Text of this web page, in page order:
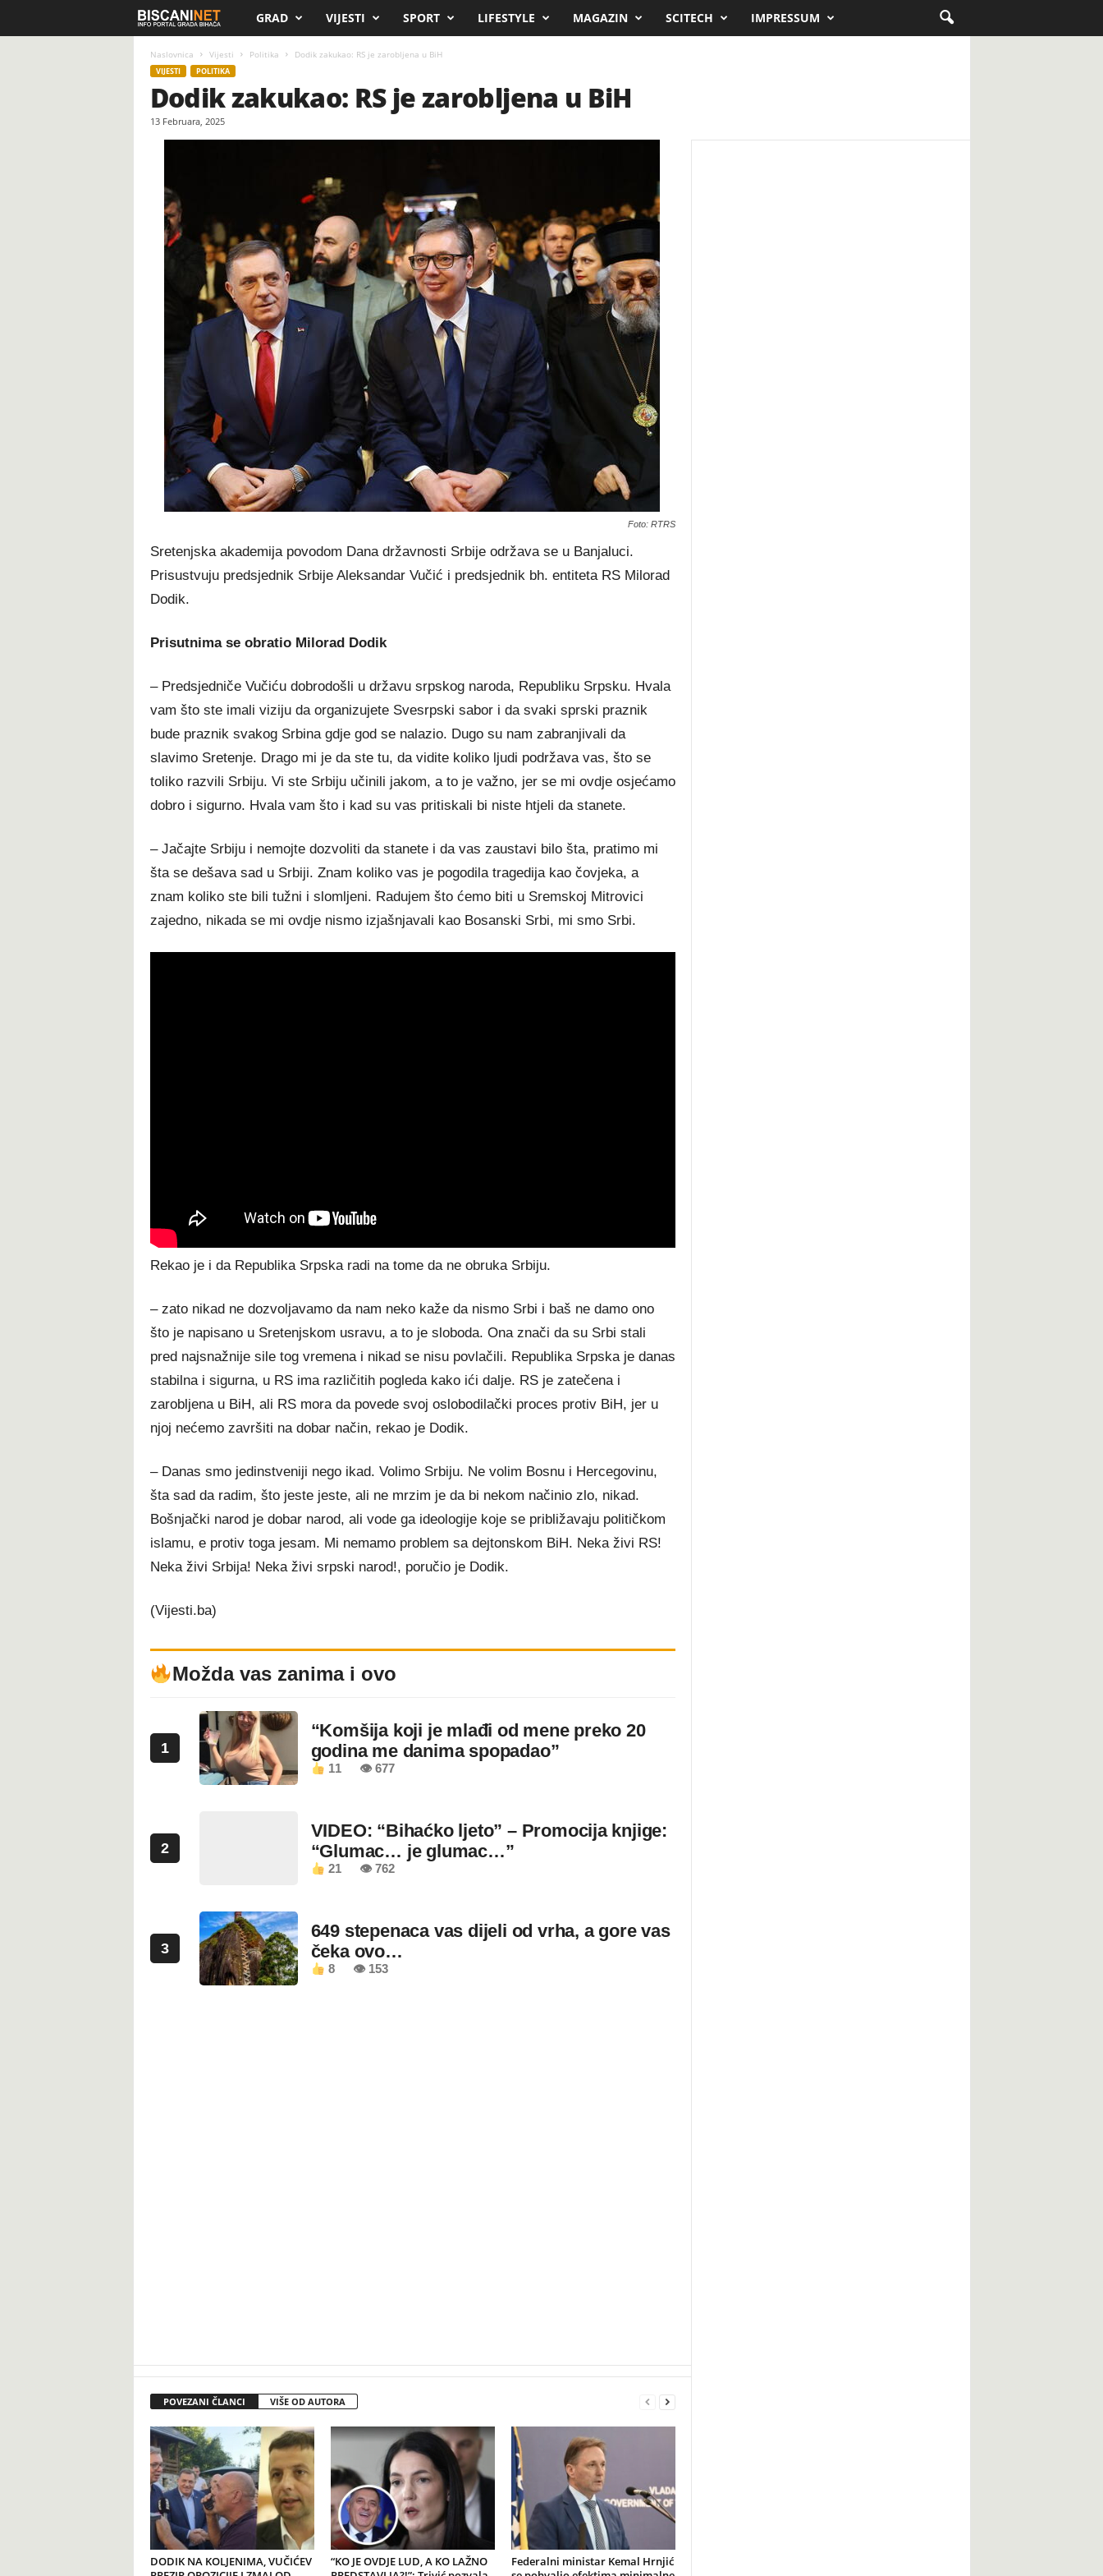
i
i
.
n
e
GRAD VIJESTI SPORT LIFESTYLE MAGAZIN SCITECH IMPRESSUM
Naslovnica Vijesti Politika Dodik zakukao: RS je zarobljena u BiH
VIJESTI POLITIKA
Dodik zakukao: RS je zarobljena u BiH
13 Februara, 2025
Foto: RTRS
Sretenjska akademija povodom Dana državnosti Srbije održava se u Banjaluci.
Prisustvuju predsjednik Srbije Aleksandar Vučić i predsjednik bh. entiteta RS Milorad
Dodik.
Prisutnima se obratio Milorad Dodik
– Predsjedniče Vučiću dobrodošli u državu srpskog naroda, Republiku Srpsku. Hvala
vam što ste imali viziju da organizujete Svesrpski sabor i da svaki sprski praznik
bude praznik svakog Srbina gdje god se nalazio. Dugo su nam zabranjivali da
slavimo Sretenje. Drago mi je da ste tu, da vidite koliko ljudi podržava vas, što se
toliko razvili Srbiju. Vi ste Srbiju učinili jakom, a to je važno, jer se mi ovdje osjećamo
dobro i sigurno. Hvala vam što i kad su vas pritiskali bi niste htjeli da stanete.
– Jačajte Srbiju i nemojte dozvoliti da stanete i da vas zaustavi bilo šta, pratimo mi
šta se dešava sad u Srbiji. Znam koliko vas je pogodila tragedija kao čovjeka, a
znam koliko ste bili tužni i slomljeni. Radujem što ćemo biti u Sremskoj Mitrovici
zajedno, nikada se mi ovdje nismo izjašnjavali kao Bosanski Srbi, mi smo Srbi.
Rekao je i da Republika Srpska radi na tome da ne obruka Srbiju.
– zato nikad ne dozvoljavamo da nam neko kaže da nismo Srbi i baš ne damo ono
što je napisano u Sretenjskom usravu, a to je sloboda. Ona znači da su Srbi stali
pred najsnažnije sile tog vremena i nikad se nisu povlačili. Republika Srpska je danas
stabilna i sigurna, u RS ima različitih pogleda kako ići dalje. RS je zatečena i
zarobljena u BiH, ali RS mora da povede svoj oslobodilački proces protiv BiH, jer u
njoj nećemo završiti na dobar način, rekao je Dodik.
– Danas smo jedinstveniji nego ikad. Volimo Srbiju. Ne volim Bosnu i Hercegovinu,
šta sad da radim, što jeste jeste, ali ne mrzim je da bi nekom načinio zlo, nikad.
Bošnjački narod je dobar narod, ali vode ga ideologije koje se približavaju političkom
islamu, e protiv toga jesam. Mi nemamo problem sa dejtonskom BiH. Neka živi RS!
Neka živi Srbija! Neka živi srpski narod!, poručio je Dodik.
(Vijesti.ba)
Možda vas zanima i ovo
1
“Komšija koji je mlađi od mene preko 20
godina me danima spopadao”
11 👁 677
2
VIDEO: “Bihaćko ljeto” – Promocija knjige:
“Glumac… je glumac…”
21 👁 762
3
649 stepenaca vas dijeli od vrha, a gore vas
čeka ovo…
8 👁 153
POVEZANI ČLANCI VIŠE OD AUTORA
DODIK NA KOLJENIMA, VUČIĆEV
“KO JE OVDJE LUD, A KO LAŽNO
Federalni ministar Kemal Hrnjić